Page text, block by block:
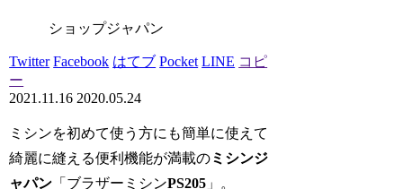
ショップジャパン
Twitter Facebook はてブ Pocket LINE コピ
ー
2021.11.16 2020.05.24
ミシンを初めて使う方にも簡単に使えて
綺麗に縫える便利機能が満載のミシンジ
ャパン 「ブラザーミシンPS205 」。